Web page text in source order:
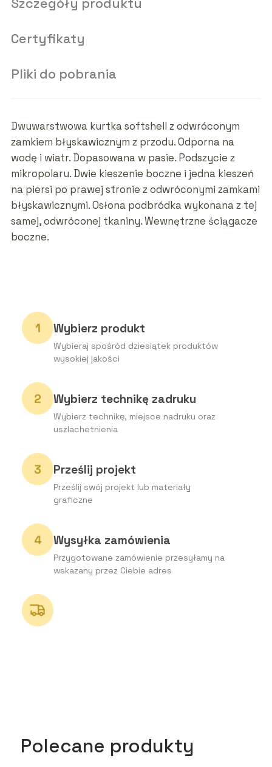
Szczegóły produktu
Certyfikaty
Pliki do pobrania
Dwuwarstwowa kurtka softshell z odwróconym
zamkiem błyskawicznym z przodu. Odporna na
wodę i wiatr. Dopasowana w pasie. Podszycie z
mikropolaru. Dwie kieszenie boczne i jedna kieszeń
na piersi po prawej stronie z odwróconymi zamkami
błyskawicznymi. Osłona podbródka wykonana z tej
samej, odwróconej tkaniny. Wewnętrzne ściągacze
boczne.
Wybierz produkt
Wybieraj spośród dziesiątek produktów
wysokiej jakości
Wybierz technikę zadruku
Wybierz technikę, miejsce nadruku oraz
uszlachetnienia
Prześlij projekt
Prześlij swój projekt lub materiały
graficzne
Wysyłka zamówienia
Przygotowane zamówienie przesyłamy na
wskazany przez Ciebie adres
Polecane produkty